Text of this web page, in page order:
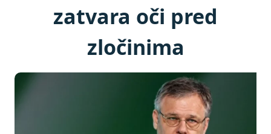
zatvara oči pred
zločinima